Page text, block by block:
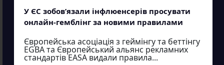
У ЄС зобов’язали інфлюенсерів просувати
онлайн-гемблінг за новими правилами
Європейська асоціація з геймінгу та беттінгу
EGBA та Європейський альянс рекламних
стандартів EASA видали правила...